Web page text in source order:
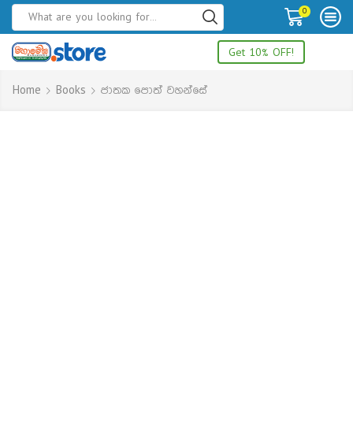
0
Get 10% OFF!
Home Books ජාතක පොත් වහන්සේ